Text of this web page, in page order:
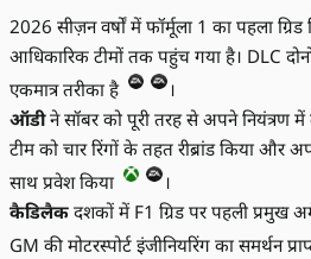
2026 सीज़न वर्षों में फॉर्मूला 1 का पहला
आधिकारिक टीमों तक पहुंच गया है। DLC
एकमात्र तरीका है
।
ऑडीने सॉबर को पूरी तरह से अपने नियंत्रण में
टीम को चार रिंगों के तहत रीब्रांड किया और
साथ प्रवेश किया
।
कैडिलैक दशकों में F1 ग्रिड पर पहली प्रमुख
GM की मोटरस्पोर्ट इंजीनियरिंग का समर्थन